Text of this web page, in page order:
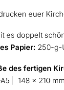
euer
es doppelt
Papier: 250-g-
des fertigen
| 148 x 210